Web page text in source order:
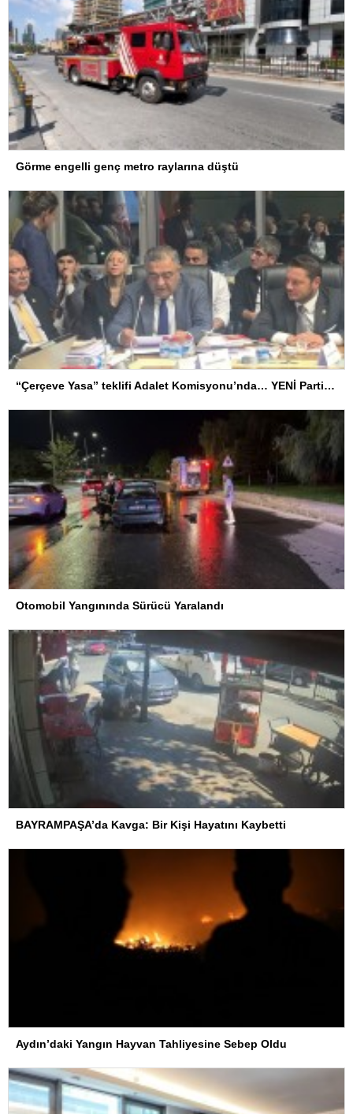
Görme engelli genç metro raylarına düştü
“Çerçeve Yasa” teklifi Adalet Komisyonu’nda… YENİ Partili Tanrıkulu: Bir insana ‘Silahını bırak, ülkene dön, siyasal ve toplumsal hayata katıl’ diyorsanız, o insan kapıdan içeri girdiğinde başına ne geleceğini bilmelidir
Otomobil Yangınında Sürücü Yaralandı
BAYRAMPAŞA’da Kavga: Bir Kişi Hayatını Kaybetti
Aydın’daki Yangın Hayvan Tahliyesine Sebep Oldu